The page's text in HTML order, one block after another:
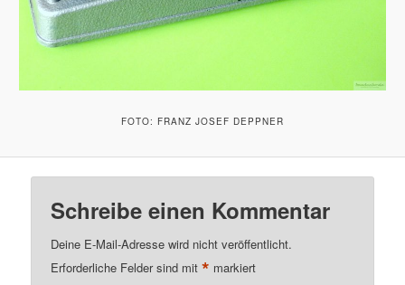
FOTO: FRANZ JOSEF DEPPNER
Schreibe einen Kommentar
Deine E-Mail-Adresse wird nicht veröffentlicht.
Erforderliche Felder sind mit* markiert